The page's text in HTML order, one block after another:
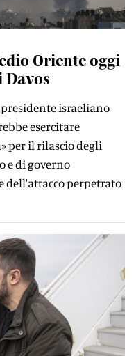
Oriente oggi
Davos
israeliano
esercitare
per il rilascio degli
e di governo
dell'attacco perpetrato